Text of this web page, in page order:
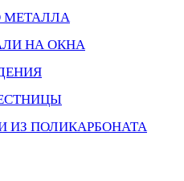
МЕТАЛЛА
НА ОКНА
ИЗ ПОЛИКАРБОНАТА